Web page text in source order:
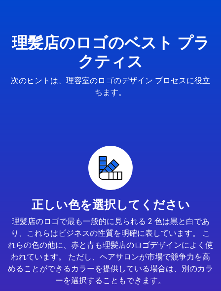
理髪店のロゴのベスト プラ
クティス
次のヒントは、理容室のロゴのデザイン プロセスに役立
ちます。
正しい色を選択してください
理髪店のロゴで最も一般的に見られる 2 色は黒と白であ
り、これらはビジネスの性質を明確に表しています。 こ
れらの色の他に、赤と青も理髪店のロゴデザインによく使
われています。 ただし、ヘアサロンが市場で競争力を高
めることができるカラーを提供している場合は、別のカラ
ーを選択することもできます。